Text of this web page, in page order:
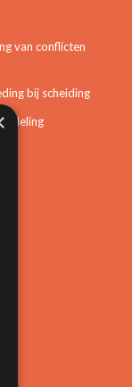
van conflicten
bij scheiding